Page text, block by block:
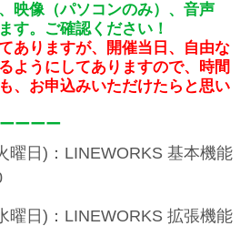
映像（パソコンのみ）、音声
す。ご確認ください！
ありますが、開催当日、自由な
ようにしてありますので、時間
、お申込みいただけたらと思い
ーーー
曜日)：LINEWORKS 基本機能
曜日)：LINEWORKS 拡張機能